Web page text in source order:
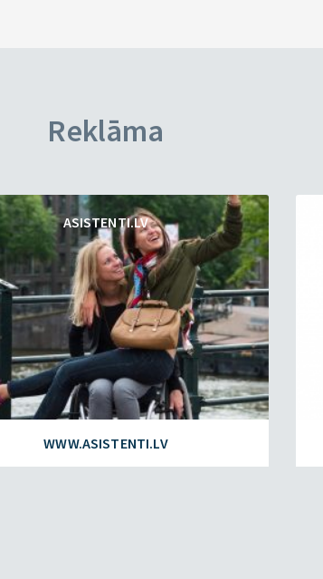
Reklāma
ASISTENTI.LV
WWW.ASISTENTI.LV